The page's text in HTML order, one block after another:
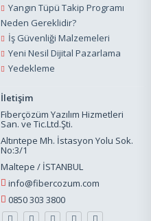
Yangın Tüpü Takip Programı
Neden Gereklidir?
İş Güvenliği Malzemeleri
Yeni Nesil Dijital Pazarlama
Yedekleme
İletişim
Fiberçözüm Yazılım Hizmetleri
San. ve Tic.Ltd.Şti.
Altıntepe Mh. İstasyon Yolu Sok.
No:3/1
Maltepe / İSTANBUL
info@fibercozum.com
0850 303 3800